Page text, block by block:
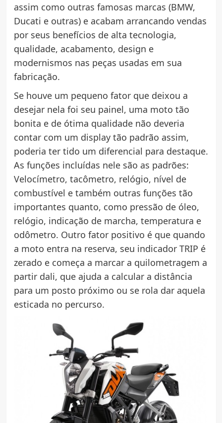
assim como outras famosas marcas (BMW,
Ducati e outras) e acabam arrancando vendas
por seus benefícios de alta tecnologia,
qualidade, acabamento, design e
modernismos nas peças usadas em sua
fabricação.
Se houve um pequeno fator que deixou a
desejar nela foi seu painel, uma moto tão
bonita e de ótima qualidade não deveria
contar com um display tão padrão assim,
poderia ter tido um diferencial para destaque.
As funções incluídas nele são as padrões:
Velocímetro, tacômetro, relógio, nível de
combustível e também outras funções tão
importantes quanto, como pressão de óleo,
relógio, indicação de marcha, temperatura e
odômetro. Outro fator positivo é que quando
a moto entra na reserva, seu indicador TRIP é
zerado e começa a marcar a quilometragem a
partir dali, que ajuda a calcular a distância
para um posto próximo ou se rola dar aquela
esticada no percurso.